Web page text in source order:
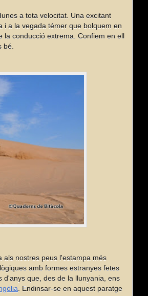
a tota velocitat. Una excitant
i a la vegada témer que bolquem en
la conducció extrema. Confiem en ell
bé.
als nostres peus l'estampa més
amb formes estranyes fetes
d'anys que, des de la llunyania, ens
. Endinsar-se en aquest paratge